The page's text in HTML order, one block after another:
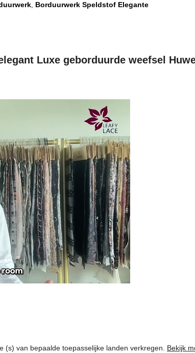
, Borduurwerk Speldstof Elegante
Luxe geborduurde weefsel
van bepaalde toepasselijke landen verkregen.
Bekijk